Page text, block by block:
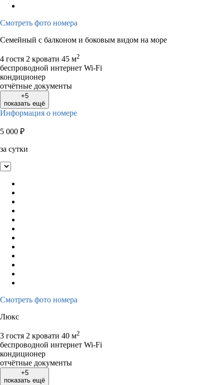
Смотреть фото номера
Семейный с балконом и боковым видом на море
4 гостя 2 кровати 45 м2
беспроводной интернет Wi-Fi
кондиционер
отчётные документы
+5
показать ещё
Информация о номере
5 000 ₽
за сутки
Смотреть фото номера
Люкс
3 гостя 2 кровати 40 м2
беспроводной интернет Wi-Fi
кондиционер
отчётные документы
+5
показать ещё